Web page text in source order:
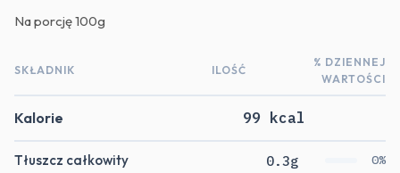
Na porcję100g
SKŁADNIK ILOŚĆ
% DZIENNEJ
WARTOŚCI
Kalorie 99 kcal
Tłuszcz całkowity 0.3g 0%